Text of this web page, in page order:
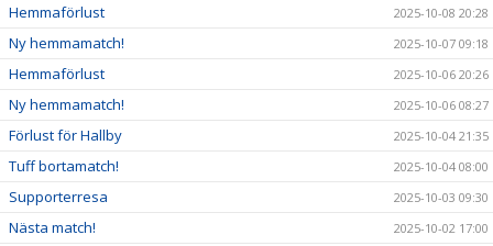
Hemmaförlust 2025-10-08 20:28
Ny hemmamatch! 2025-10-07 09:18
Hemmaförlust 2025-10-06 20:26
Ny hemmamatch! 2025-10-06 08:27
Förlust för Hallby 2025-10-04 21:35
Tuff bortamatch! 2025-10-04 08:00
Supporterresa 2025-10-03 09:30
Nästa match! 2025-10-02 17:00